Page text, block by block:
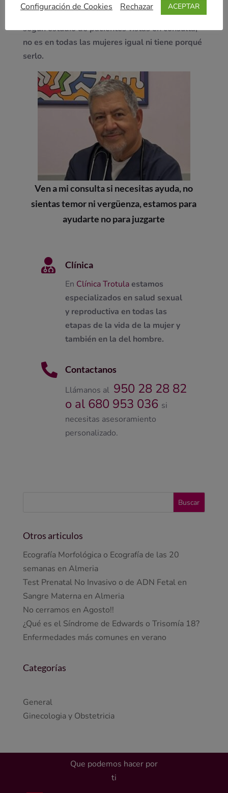
recordar que esto está escrito
según estudio de pacientes vistas en consulta,
no es en todas las mujeres igual ni tiene porqué
serlo.
Ven a mi consulta si necesitas ayuda, no
sientas temor ni vergüenza, estamos para
ayudarte no para juzgarte

Clínica
En Clínica Trotulaestamos
especializados en salud sexual
y reproductiva en todas las
etapas de la vida de la mujer y
también en la del hombre.

Contactanos
Llámanos al 950 28 28 82
o al 680 953 036 si
necesitas asesoramiento
personalizado.
Otros articulos
Ecografía Morfológica o Ecografía de las 20
semanas en Almeria
Test Prenatal No Invasivo o de ADN Fetal en
Sangre Materna en Almeria
No cerramos en Agosto!!
¿Qué es el Síndrome de Edwards o Trisomía 18?
Enfermedades más comunes en verano
Categorías
General
Ginecologia y Obstetricia
Que podemos hacer por
ti
Configuración de Cookies
Rechazar ACEPTAR